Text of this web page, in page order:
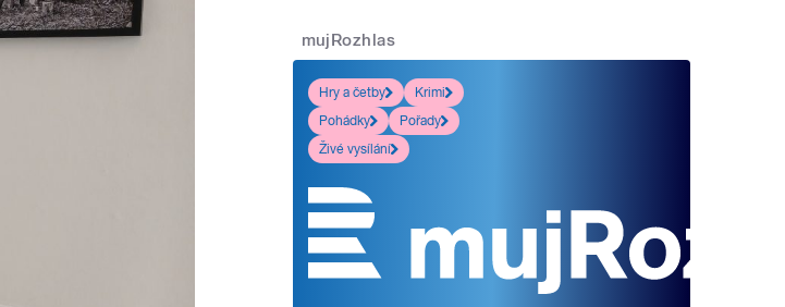
mujRozhlas
Hry a četby
Krimi
Pohádky
Pořady
Živé vysílání